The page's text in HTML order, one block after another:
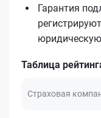
Гарантия
юридическую
Таблица
Страховая